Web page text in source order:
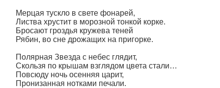
Мерцая тускло в свете фонарей,
Листва хрустит в морозной тонкой корке.
Бросают гроздья кружева теней
Рябин, во сне дрожащих на пригорке.
Полярная Звезда с небес глядит,
Скользя по крышам взглядом цвета стали…
Повсюду ночь осенняя царит,
Пронизанная нотками печали.